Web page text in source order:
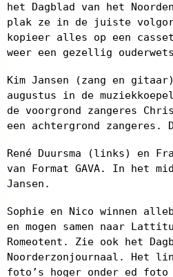
het Dagblad van het
plak ze in de juiste
kopieer alles op een
weer een gezellig
Kim Jansen (zang en
augustus in de
de voorgrond zangeres
een achtergrond zangeres.
René Duursma (links) en
van Format GAVA. In het
Jansen.
Sophie en Nico winnen
en mogen samen naar
Romeotent. Zie ook het
Noorderzonjournaal. Het
foto’s hoger onder ed